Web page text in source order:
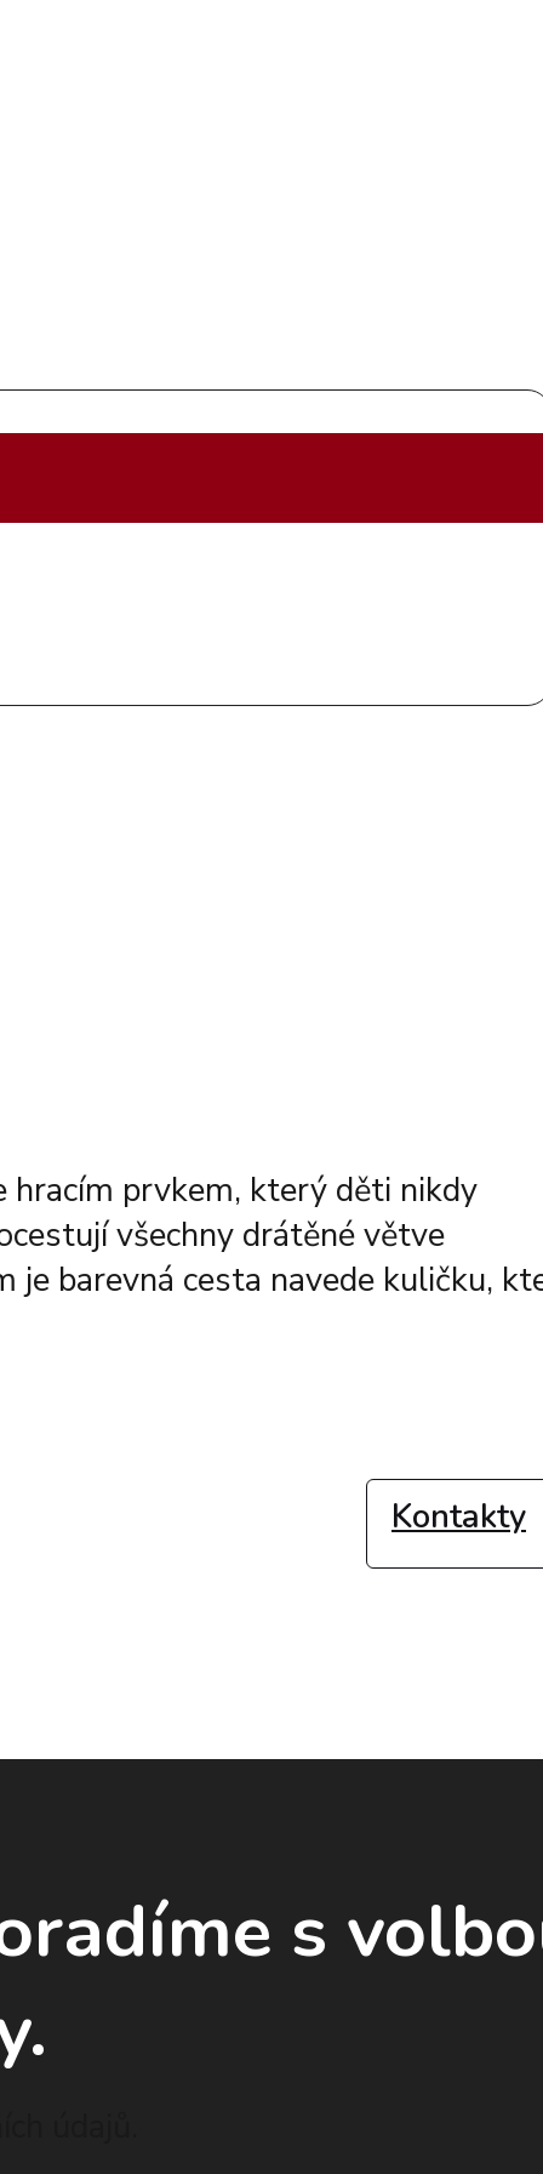
Kontakty
prvkem, který děti nikdy
všechny drátěné větve
je barevná cesta navede kuličku,
s